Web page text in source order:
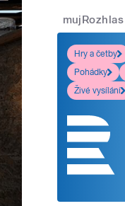
mujRozhlas
Hry a četby
Pohádky
Živé vysílání